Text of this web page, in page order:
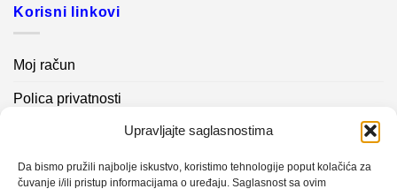
Upravljajte saglasnostima
Da bismo pružili najbolje iskustvo, koristimo tehnologije poput kolačića za
čuvanje i/ili pristup informacijama o uređaju. Saglasnost sa ovim
Korisni linkovi
Moj račun
Polica privatnosti
Kontakt info